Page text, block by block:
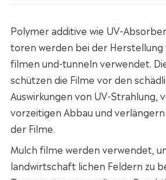
Polymer additive wie UV-
toren werden bei der Herstellung
filmen und-tunneln verwendet.
schützen die Filme vor den
Auswirkungen von UV-Strahlung,
vorzeitigen Abbau und
der Filme.
Mulch filme werden verwendet,
landwirtschaft lichen Feldern zu